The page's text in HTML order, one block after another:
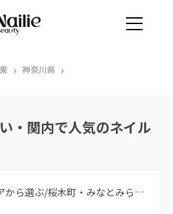
› 神奈川県 ›
・関内で人気のネイル
関東/神奈川県/エリアから選ぶ/桜木町・みなとみらい・関内